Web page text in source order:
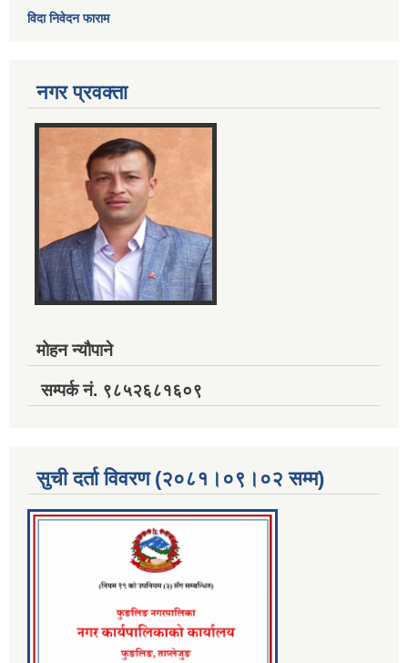
विदा निवेदन फाराम
नगर प्रवक्ता
मोहन न्यौपाने
सम्पर्क नं. ९८५२६८१६०९
सुची दर्ता विवरण (२०८१।०९।०२ सम्म)